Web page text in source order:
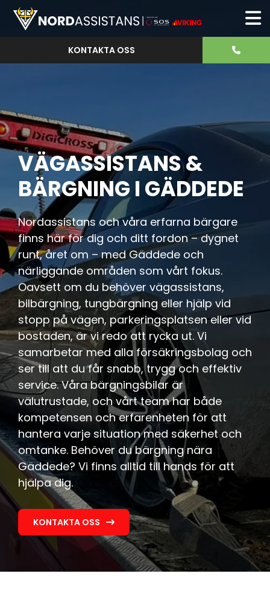
KONTAKTA OSS
VÄGASSISTANS &
BÄRGNING I GÄDDEDE
Nordassistans och våra erfarna bärgare
finns här för dig och ditt fordon – dygnet
runt, året om – med Gäddede och
närliggande områden som vårt fokus.
Oavsett om du behöver vägassistans,
bilbärgning, tungbärgning eller hjälp vid
stopp på vägen, parkeringsplatsen eller vid
bostaden, är vi redo att rycka ut. Vi
samarbetar med alla försäkringsbolag och
ser till att du får snabb, trygg och effektiv
service. Våra bärgningsbilar är
välutrustade, och vårt team har både
kompetensen och erfarenheten för att
hantera varje situation med säkerhet och
omtanke. Behöver du bärgning nära
Gäddede? Vi finns alltid till hands för att
hjälpa dig.
KONTAKTA OSS